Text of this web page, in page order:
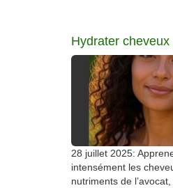
28 juillet 2025:
intensément les
nutriments de